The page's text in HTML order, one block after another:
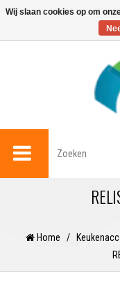
0
Home /
Wij slaan cookies op om